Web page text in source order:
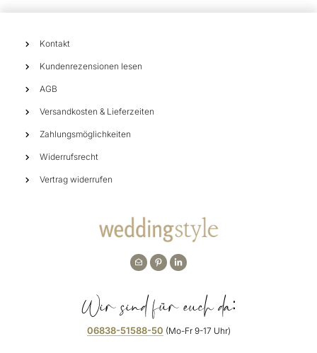
Kontakt
Kundenrezensionen lesen
AGB
Versandkosten & Lieferzeiten
Zahlungsmöglichkeiten
Widerrufsrecht
Vertrag widerrufen
Wir sind für euch da:
06838-51588-50 (Mo-Fr 9-17 Uhr)